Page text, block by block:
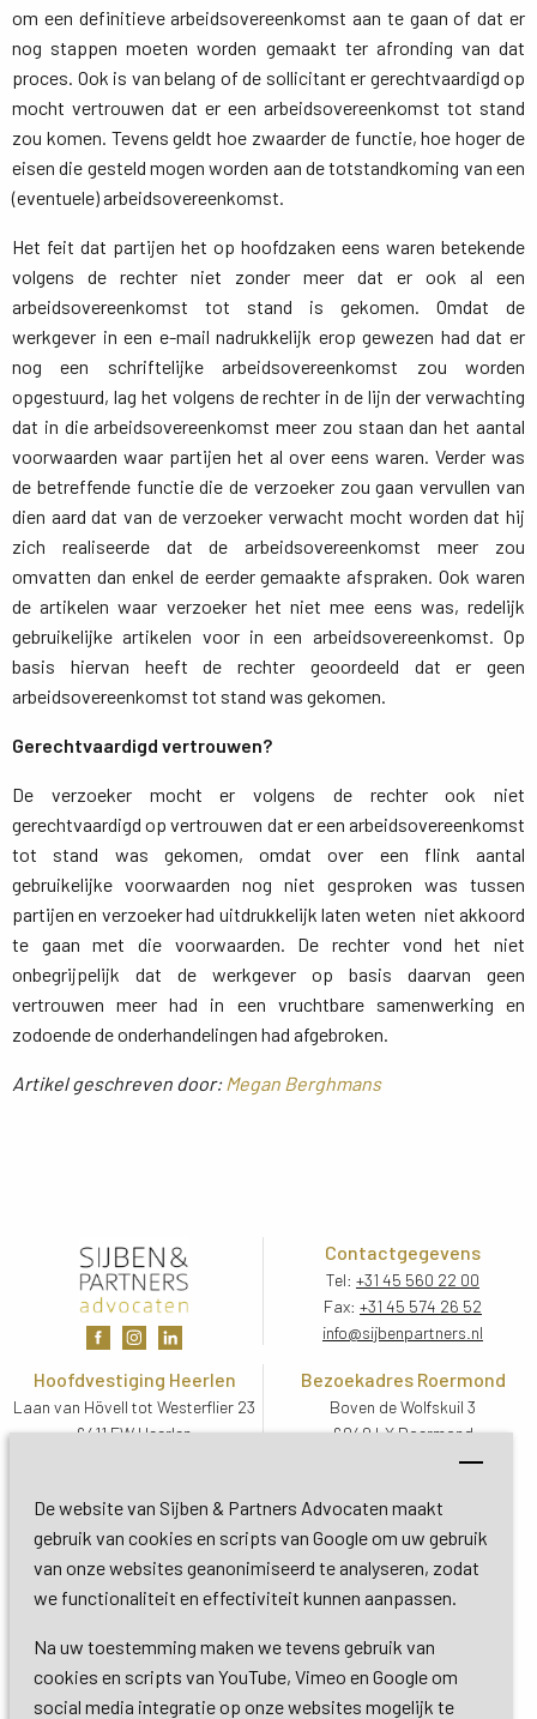
De website van Sijben & Partners Advocaten maakt
gebruik van cookies en scripts van Google om uw gebruik
van onze websites geanonimiseerd te analyseren, zodat
we functionaliteit en effectiviteit kunnen aanpassen.
Na uw toestemming maken we tevens gebruik van
cookies en scripts van YouTube, Vimeo en Google om
social media integratie op onze websites mogelijk te
om een definitieve arbeidsovereenkomst aan te gaan of dat er
nog stappen moeten worden gemaakt ter afronding van dat
proces. Ook is van belang of de sollicitant er gerechtvaardigd op
mocht vertrouwen dat er een arbeidsovereenkomst tot stand
zou komen. Tevens geldt hoe zwaarder de functie, hoe hoger de
eisen die gesteld mogen worden aan de totstandkoming van een
(eventuele) arbeidsovereenkomst.
Het feit dat partijen het op hoofdzaken eens waren betekende
volgens de rechter niet zonder meer dat er ook al een
arbeidsovereenkomst tot stand is gekomen. Omdat de
werkgever in een e-mail nadrukkelijk erop gewezen had dat er
nog een schriftelijke arbeidsovereenkomst zou worden
opgestuurd, lag het volgens de rechter in de lijn der verwachting
dat in die arbeidsovereenkomst meer zou staan dan het aantal
voorwaarden waar partijen het al over eens waren. Verder was
de betreffende functie die de verzoeker zou gaan vervullen van
dien aard dat van de verzoeker verwacht mocht worden dat hij
zich realiseerde dat de arbeidsovereenkomst meer zou
omvatten dan enkel de eerder gemaakte afspraken. Ook waren
de artikelen waar verzoeker het niet mee eens was, redelijk
gebruikelijke artikelen voor in een arbeidsovereenkomst. Op
basis hiervan heeft de rechter geoordeeld dat er geen
arbeidsovereenkomst tot stand was gekomen.
Gerechtvaardigd vertrouwen?
De verzoeker mocht er volgens de rechter ook niet
gerechtvaardigd op vertrouwen dat er een arbeidsovereenkomst
tot stand was gekomen, omdat over een flink aantal
gebruikelijke voorwaarden nog niet gesproken was tussen
partijen en verzoeker had uitdrukkelijk laten weten niet akkoord
te gaan met die voorwaarden. De rechter vond het niet
onbegrijpelijk dat de werkgever op basis daarvan geen
vertrouwen meer had in een vruchtbare samenwerking en
zodoende de onderhandelingen had afgebroken.
Artikel geschreven door:Megan Berghmans
Contactgegevens
Tel: +31 45 560 22 00
Fax: +31 45 574 26 52
info@sijbenpartners.nl
Hoofdvestiging Heerlen
Laan van Hövell tot Westerflier 23
6411 EW Heerlen
Bezoekadres Roermond
Boven de Wolfskuil 3
6049 LX Roermond
Routebeschrijving
Bezoekadres De Bilt
Soestdijkseweg Zuid 13
3732 HC De Bilt (Utrecht)
Copyright 2026 © Sijben & Partners